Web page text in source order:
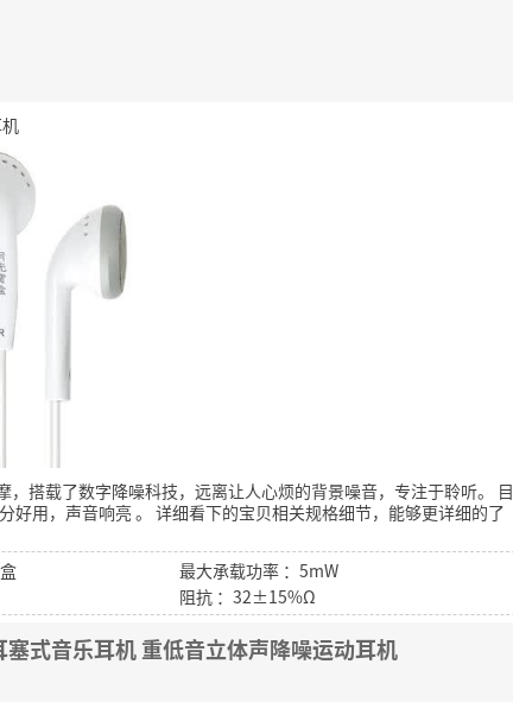
搭载了数字降噪科技，远离让人心烦的背景噪音，专注于聆听。
目
好用，声音响亮 。 详细看下的宝贝相关规格细节，能够更详细的了
最大承载功率 ：5mW
阻抗 ：32±15%Ω
式音乐耳机 重低音立体声降噪运动耳机